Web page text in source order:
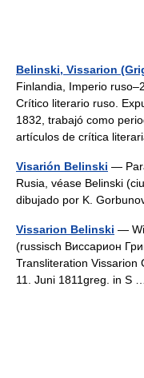
Belinski, Vissarion
Finlandia, Imperio
Crítico literario ruso.
1832, trabajó como
artículos de crítica
Visarión Belinski —
Rusia, véase Belinski
dibujado por K.
Vissarion Belinski —
(russisch Виссарион
Transliteration Vissarion
11. Juni 1811greg. in S